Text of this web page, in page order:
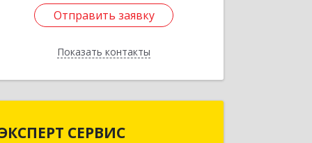
Отправить заявку
Показать контакты
Отправить заявку
Назад
СЕРВИС